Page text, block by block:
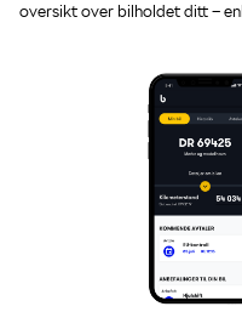
oversikt over bilholdet ditt –